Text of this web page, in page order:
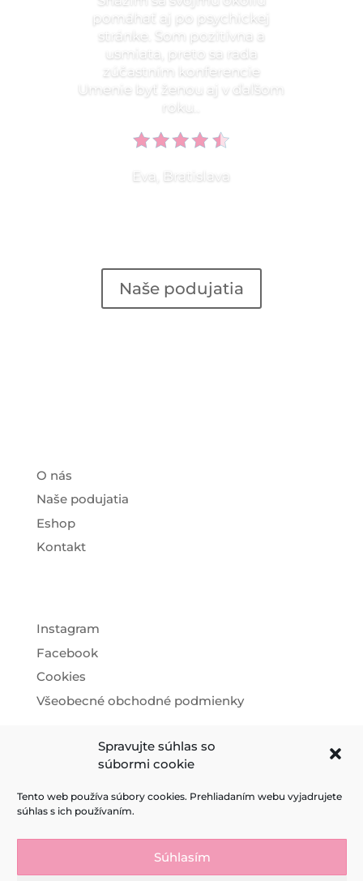
Spravujte súhlas so
súbormi cookie
Tento web používa súbory cookies. Prehliadaním webu vyjadrujete
súhlas s ich používaním.
Súhlasím
pomáhať aj po psychickej
stránke. Som pozitívna a
usmiata, preto sa rada
zúčastním konferencie
Umenie byť ženou aj v ďaľšom
roku..
Eva, Bratislava
Naše podujatia
O nás
Naše podujatia
Eshop
Kontakt
Instagram
Facebook
Cookies
Všeobecné obchodné podmienky
create theme:Visual Communication